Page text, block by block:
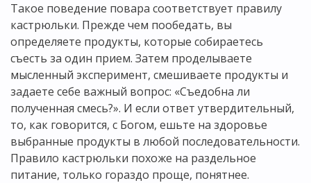
Такое поведение повара соответствует правилу
кастрюльки. Прежде чем пообедать, вы
определяете продукты, которые собираетесь
съесть за один прием. Затем проделываете
мысленный эксперимент, смешиваете продукты и
задаете себе важный вопрос: «Съедобна ли
полученная смесь?». И если ответ утвердительный,
то, как говорится, с Богом, ешьте на здоровье
выбранные продукты в любой последовательности.
Правило кастрюльки похоже на раздельное
питание, только гораздо проще, понятнее.